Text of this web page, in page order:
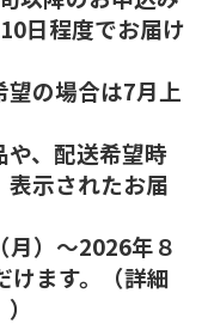
日程度でお届け
望の場合は7月上
、配送希望時
示されたお届
）～2026年８
けます。（詳細